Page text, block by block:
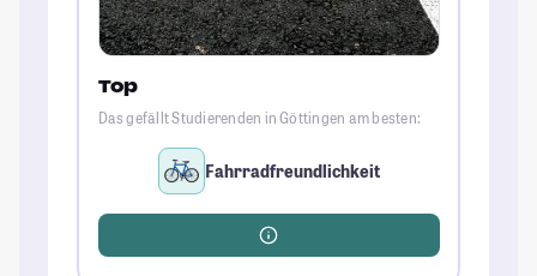
Top
Das gefällt Studierenden in Göttingen am besten:
Fahrradfreundlichkeit